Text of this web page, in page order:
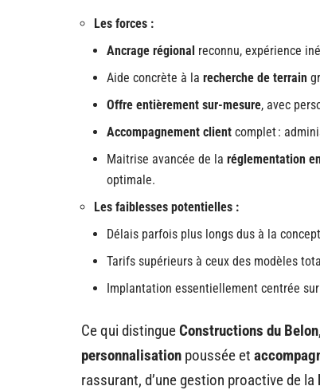
Les forces :
Ancrage régional reconnu, expérience
Aide concrète à la recherche de terrain
Offre entièrement sur-mesure, avec
Accompagnement client complet :
Maitrise avancée de la réglementation
optimale.
Les faiblesses potentielles :
Délais parfois plus longs dus à la
Tarifs supérieurs à ceux des modèles
Implantation essentiellement centrée
Ce qui distingueConstructions du Belon
personnalisation poussée et
rassurant, d’une gestion proactive de la